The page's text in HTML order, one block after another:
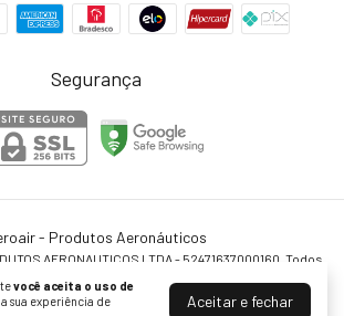
você aceita o uso de
sua experiência de
Aceitar e fechar
Segurança
- Produtos Aeronáuticos
AERONAUTICOS LTDA - 52471637000160. Todos